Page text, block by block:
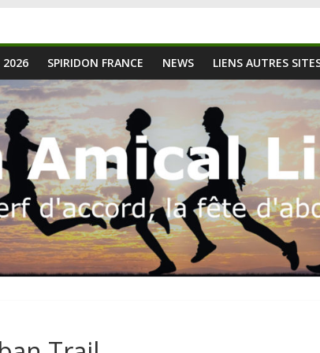
2026 SPIRIDON FRANCE NEWS LIENS AUTRES